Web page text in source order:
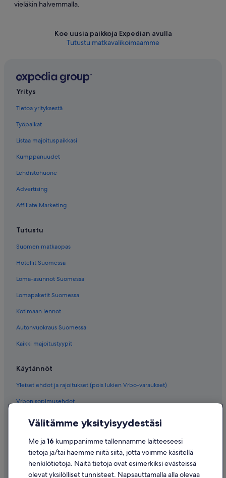
vieläkin halvemmalla.
Koe uusia paikkoja Expedian avulla
Tutustu matkavalikoimaamme
Yritys
Tietoa yrityksestä
Työpaikat
Listaa majoituspaikkasi
Kumppanuudet
Lehdistöhuone
Advertising
Affiliate Marketing
Tutustu
Suomen matkaopas
Hotellit Suomessa
Loma-asunnot Suomessa
Lomapaketit Suomessa
Kotimaan lennot
Autonvuokraus Suomessa
Kaikki majoitustyypit
Käytännöt
Yleiset ehdot ja rajoitukset (pois lukien Vrbo-varaukset)
Vrbon sopimusehdot
Evästeet
Käyttöehdot
Välitämme yksityisyydestäsi
Me ja16 kumppanimme tallennamme laitteeseesi
tietoja ja/tai haemme niitä siitä, jotta voimme käsitellä
henkilötietoja. Näitä tietoja ovat esimerkiksi evästeissä
olevat yksilölliset tunnisteet. Napsauttamalla alla olevaa